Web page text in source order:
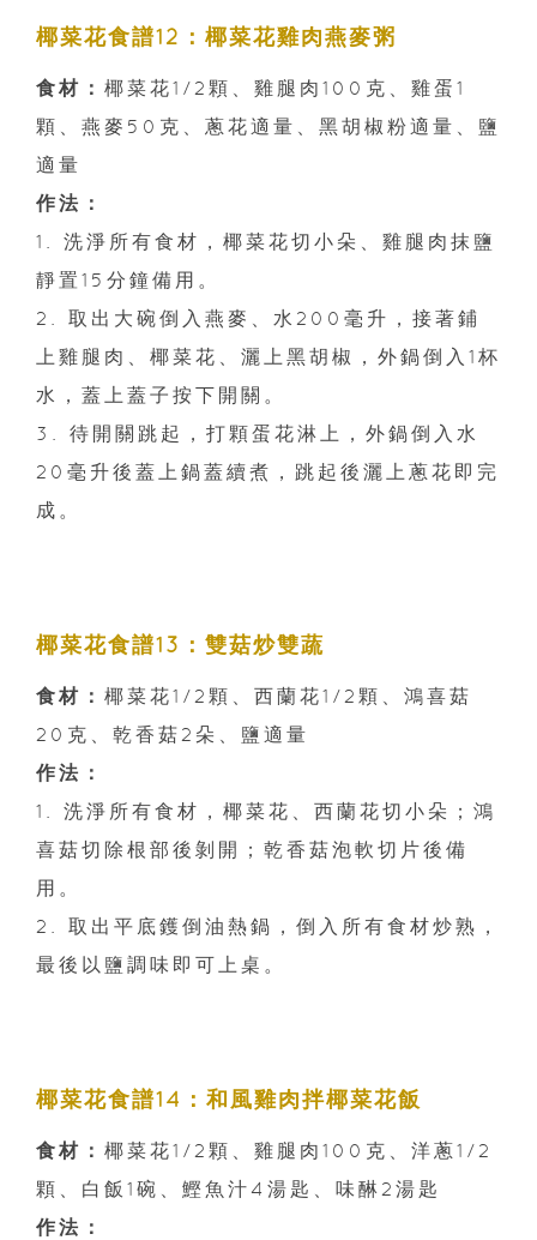
椰菜花食譜12：椰菜花雞肉燕麥粥
食材： 椰菜花1/2顆、雞腿肉100克、雞蛋1
顆、燕麥50克、蔥花適量、黑胡椒粉適量、鹽
適量
作法：
1. 洗淨所有食材，椰菜花切小朵、雞腿肉抹鹽
靜置15分鐘備用。
2. 取出大碗倒入燕麥、水200毫升，接著鋪
上雞腿肉、椰菜花、灑上黑胡椒，外鍋倒入1杯
水，蓋上蓋子按下開關。
3. 待開關跳起，打顆蛋花淋上，外鍋倒入水
20毫升後蓋上鍋蓋續煮，跳起後灑上蔥花即完
成。
椰菜花食譜13：雙菇炒雙蔬
食材： 椰菜花1/2顆、西蘭花1/2顆、鴻喜菇
20克、乾香菇2朵、鹽適量
作法：
1. 洗淨所有食材，椰菜花、西蘭花切小朵；鴻
喜菇切除根部後剝開；乾香菇泡軟切片後備
用。
2. 取出平底鑊倒油熱鍋，倒入所有食材炒熟，
最後以鹽調味即可上桌。
椰菜花食譜14：和風雞肉拌椰菜花飯
食材： 椰菜花1/2顆、雞腿肉100克、洋蔥1/2
顆、白飯1碗、鰹魚汁4湯匙、味醂2湯匙
作法：